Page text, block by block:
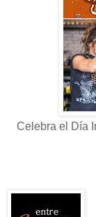
Celebra el Día